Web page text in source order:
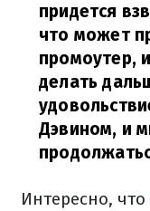
придется
что может
промоутер,
делать
Дэвином, и
Интересно, что